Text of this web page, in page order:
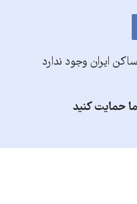
ایران وجود ندارد
حمایت کنید